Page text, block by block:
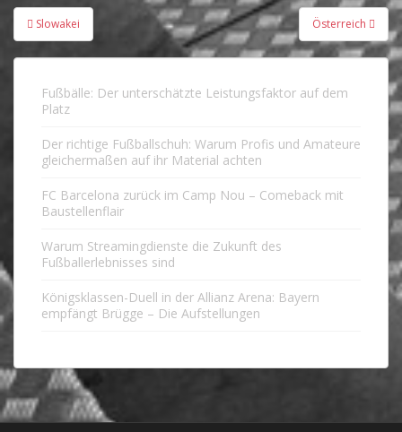
Beitragsnavigation
Slowakei Österreich
Fußbälle: Der unterschätzte Leistungsfaktor auf dem
Platz
Der richtige Fußballschuh: Warum Profis und Amateure
gleichermaßen auf ihr Material achten
FC Barcelona zurück im Camp Nou – Comeback mit
Baustellenflair
Warum Streamingdienste die Zukunft des
Fußballerlebnisses sind
Königsklassen-Duell in der Allianz Arena: Bayern
empfängt Brügge – Die Aufstellungen